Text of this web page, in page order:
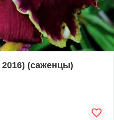
(саженцы)